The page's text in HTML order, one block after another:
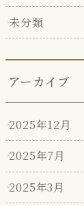
未分類
アーカイブ
2025年12月
2025年7月
2025年3月